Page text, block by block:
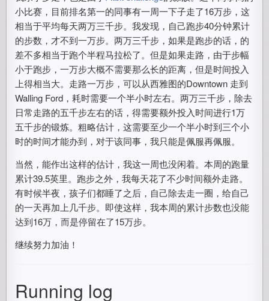
小比赛，目前排名第一的同事有一周一下子走了16万步，这
相当于平均每天两万三千步。我发现，自己跑步40分钟累计
的步数，才不到一万步。两万三千步，如果是跑步的话，的
差不多相当于跑个半程马拉松了。但是如果走路，由于步幅
小于跑步，一万步大概不需要那么长的距离，但是时间投入
上得相当大。走路一万步，可以从西雅图的Downtown 走到
Walling Ford，耗时需要一个半小时左右。两万三千步，除去
日常走路的五千步左右的话，得需要额外投入时间进行1万
五千步的锻炼。粗略估计，这需要至少一个半小时到三个小
时的时间才能办到，对于该同事，我只能是佩服再佩服。
当然，能作出这样的估计，我这一周也没闲着。本周的跑量
累计39.5英里。跑步之外，我每天花了不少时间额外走路。
有时候半夜，孩子们都睡了之后，自己除去走一圈，给自己
的一天再加上几千步。即使这样，我本周的累计步数也没能
达到16万，而是停留在了15万步。
继续努力加油！
Running log